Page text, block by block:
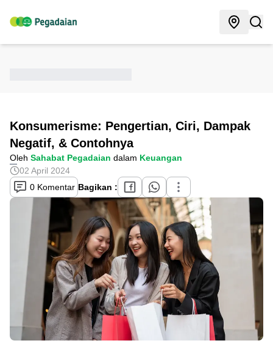
Konsumerisme: Pengertian, Ciri, Dampak
Negatif, & Contohnya
Oleh Sahabat Pegadaian dalam Keuangan
02 April 2024
0 Komentar Bagikan :